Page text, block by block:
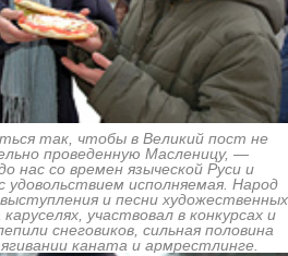
так, чтобы в Великий пост не
проведенную Масленицу, —
нас со времен языческой Руси и
удовольствием исполняемая. Народ
и песни художественных
участвовал в конкурсах и
снеговиков, сильная половина
каната и армрестлинге.